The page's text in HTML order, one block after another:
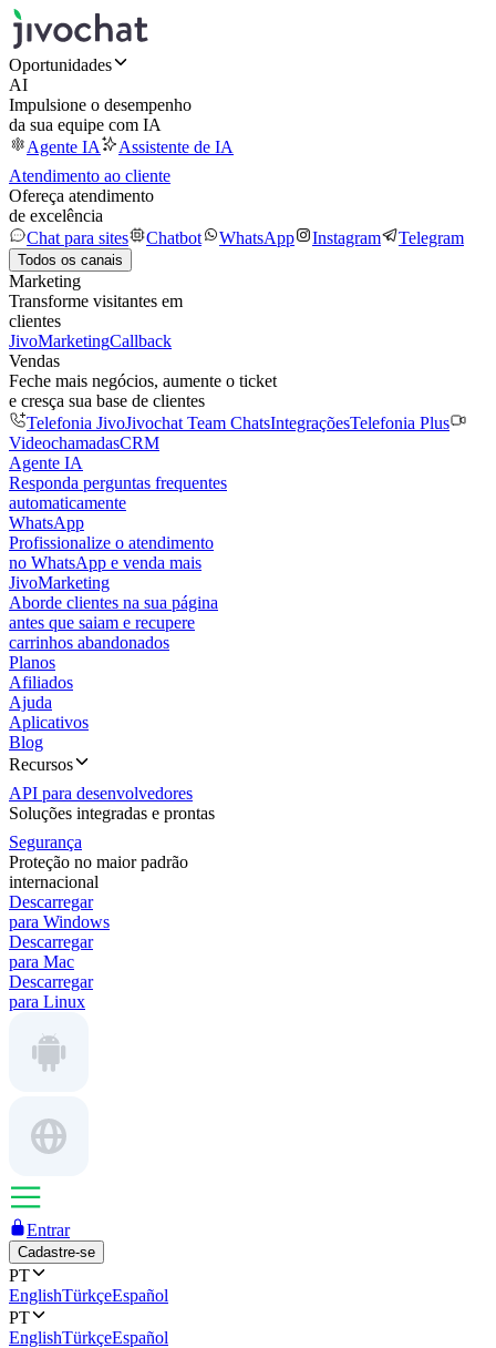
Oportunidades
AI
Impulsione o desempenho
da sua equipe com IA
Agente IA
Assistente de IA
Atendimento ao cliente
Ofereça atendimento
de excelência
Chat para sites
Chatbot WhatsApp Instagram Telegram
Todos os canais
Marketing
Transforme visitantes em
clientes
JivoMarketingCallback
Vendas
Feche mais negócios, aumente o ticket
e cresça sua base de clientes
Telefonia JivoJivochat Team ChatsIntegraçõesTelefonia Plus
VideochamadasCRM
Agente IA
Responda perguntas frequentes
automaticamente
WhatsApp
Profissionalize o atendimento
no WhatsApp e venda mais
JivoMarketing
Aborde clientes na sua página
antes que saiam e recupere
carrinhos abandonados
Planos
Afiliados
Ajuda
Aplicativos
Blog
Recursos
API para desenvolvedores
Soluções integradas e prontas
Segurança
Proteção no maior padrão
internacional
Descarregar
para Windows
Descarregar
para Mac
Descarregar
para Linux
Entrar
Cadastre-se
PT
EnglishTürkçeEspañol
PT
EnglishTürkçeEspañol